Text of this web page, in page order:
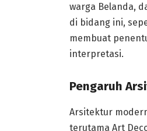
warga Belanda,
di bidang ini,
membuat
interpretasi.
Pengaruh
Arsitektur
terutama Art